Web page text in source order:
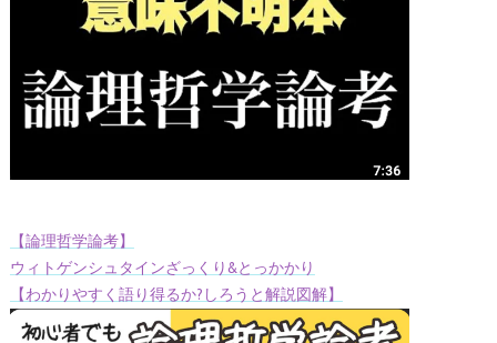
【論理哲学論考】
ウィトゲンシュタインざっくり&とっかかり
【わかりやすく語り得るか?しろうと解説図解】